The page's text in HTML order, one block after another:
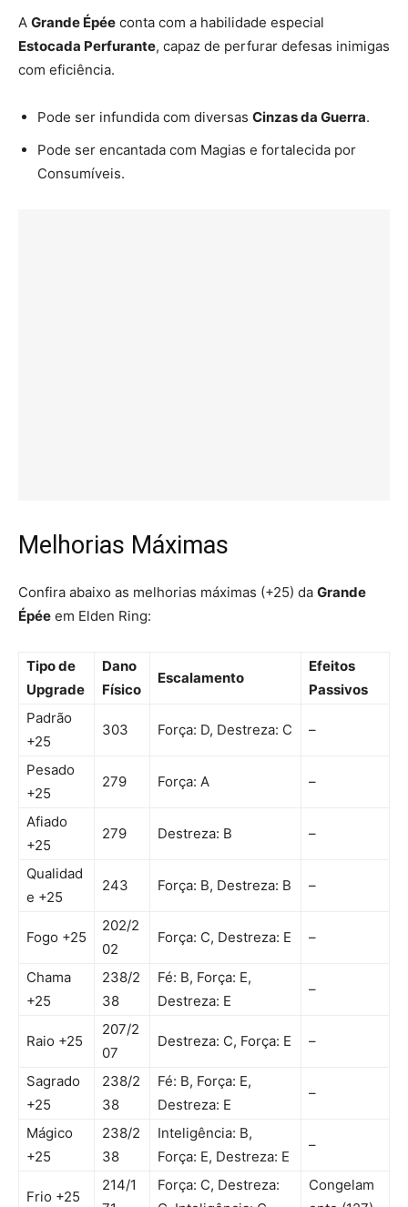
A Grande Épée conta com a habilidade especial
Estocada Perfurante, capaz de perfurar defesas inimigas
com eficiência.
Pode ser infundida com diversas Cinzas da Guerra.
Pode ser encantada com Magias e fortalecida por
Consumíveis.
Melhorias Máximas
Confira abaixo as melhorias máximas (+25) da Grande
Épée em Elden Ring:
Tipo de
Upgrade
Dano
Físico
Escalamento
Efeitos
Passivos
Padrão
+25
303 Força: D, Destreza: C –
Pesado
+25
279 Força: A –
Afiado
+25
279 Destreza: B –
Qualidad
e +25
243 Força: B, Destreza: B –
Fogo +25
202/2
02
Força: C, Destreza: E –
Chama
+25
238/2
38
Fé: B, Força: E,
Destreza: E
–
Raio +25
207/2
07
Destreza: C, Força: E –
Sagrado
+25
238/2
38
Fé: B, Força: E,
Destreza: E
–
Mágico
+25
238/2
38
Inteligência: B,
Força: E, Destreza: E
–
Frio +25
214/1
Força: C, Destreza:
Congelam